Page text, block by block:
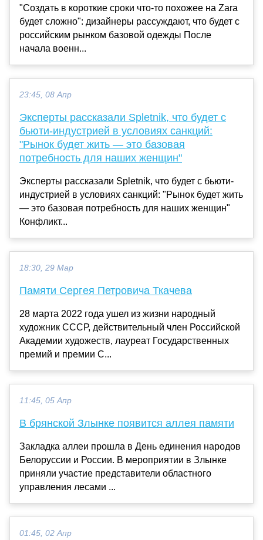
"Создать в короткие сроки что-то похожее на Zara
будет сложно": дизайнеры рассуждают, что будет с
российским рынком базовой одежды После
начала военн...
23:45, 08 Апр
Эксперты рассказали Spletnik, что будет с
бьюти-индустрией в условиях санкций:
"Рынок будет жить — это базовая
потребность для наших женщин"
Эксперты рассказали Spletnik, что будет с бьюти-
индустрией в условиях санкций: "Рынок будет жить
— это базовая потребность для наших женщин"
Конфликт...
18:30, 29 Мар
Памяти Сергея Петровича Ткачева
28 марта 2022 года ушел из жизни народный
художник СССР, действительный член Российской
Академии художеств, лауреат Государственных
премий и премии С...
11:45, 05 Апр
В брянской Злынке появится аллея памяти
Закладка аллеи прошла в День единения народов
Белоруссии и России. В мероприятии в Злынке
приняли участие представители областного
управления лесами ...
01:45, 02 Апр